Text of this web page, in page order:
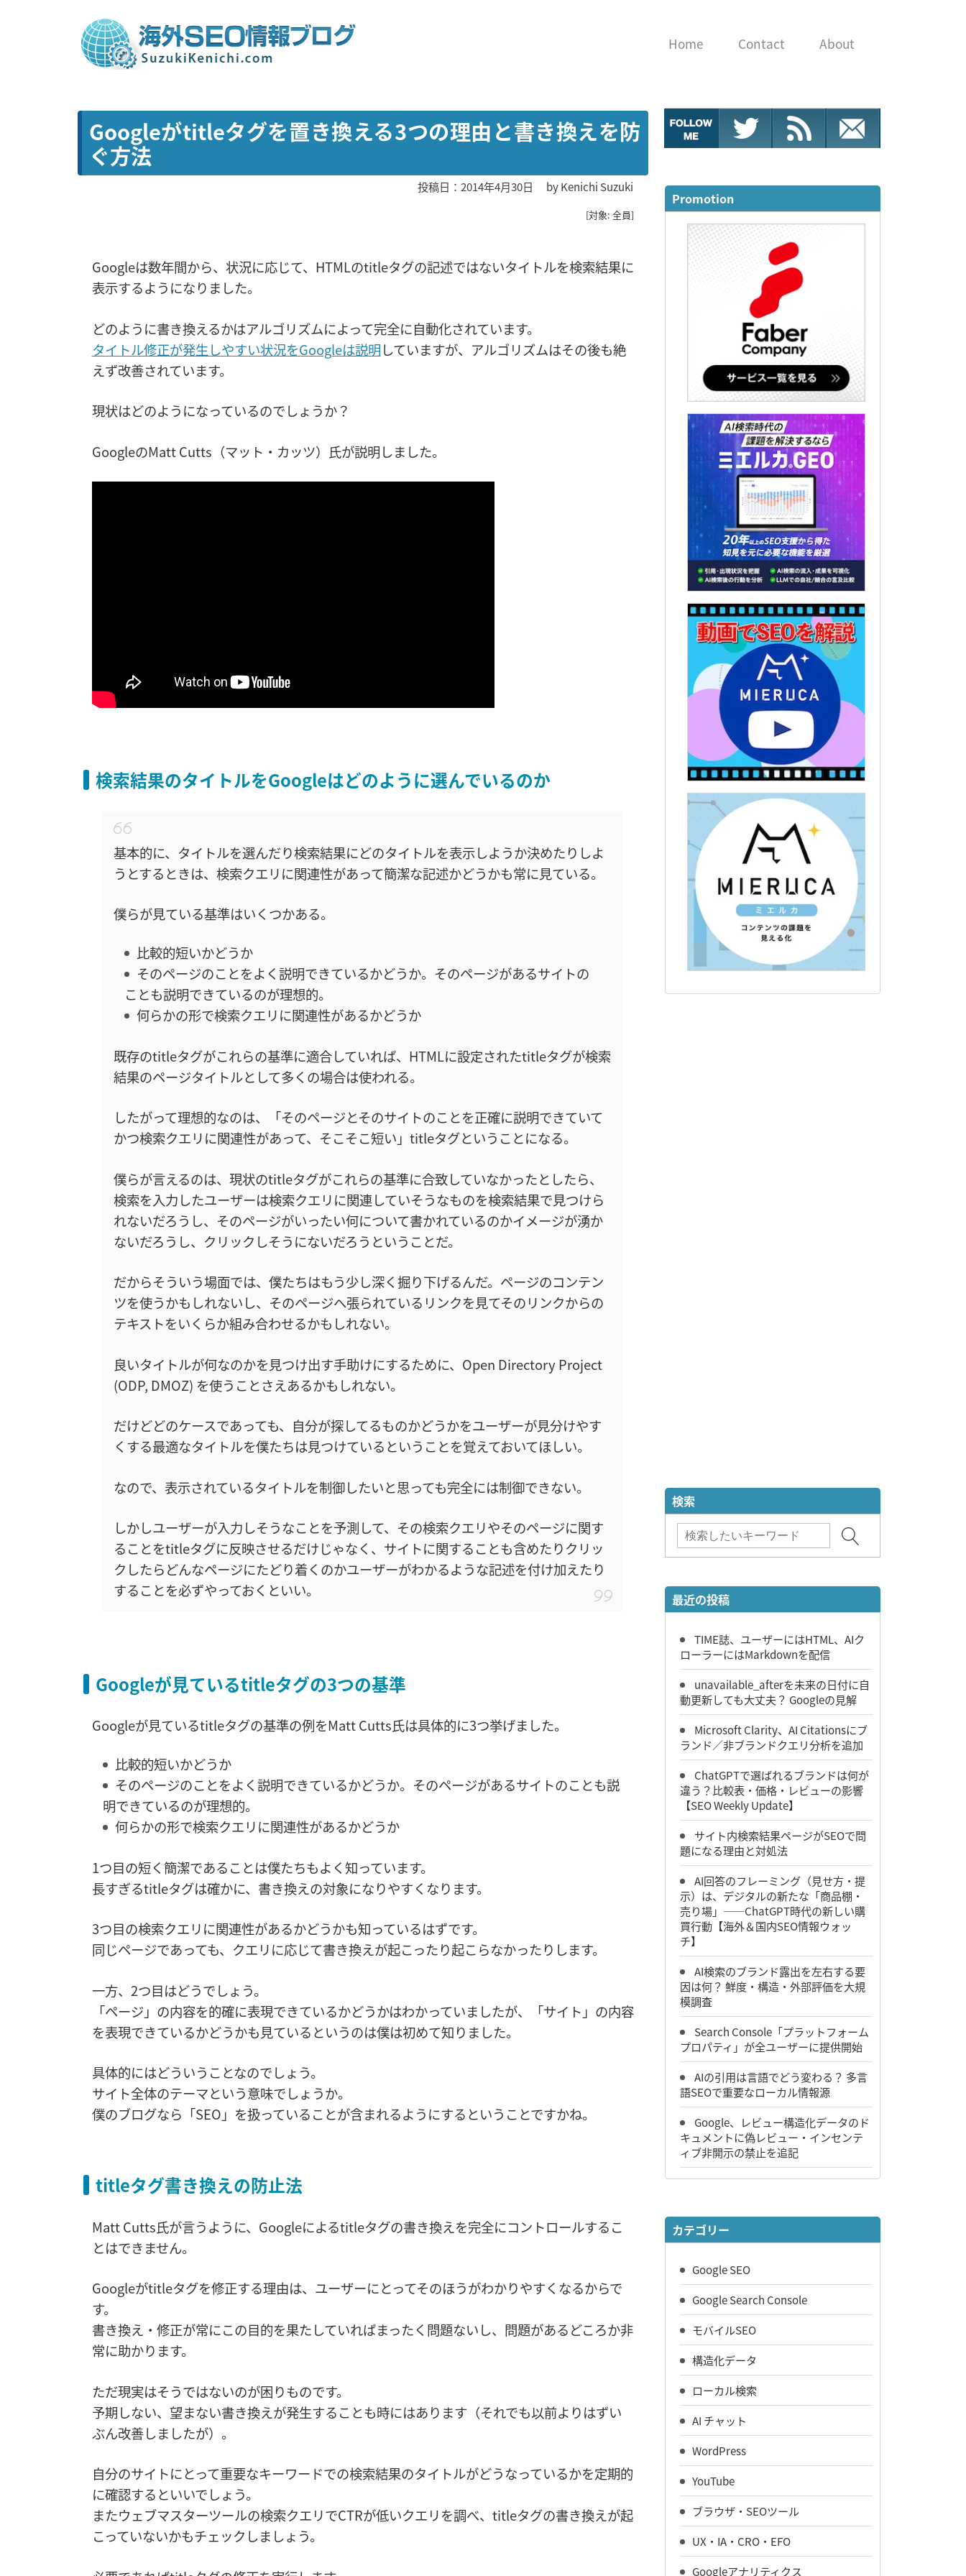
Home Contact About
Googleがtitleタグを置き換える3つの理由と書き換えを防
ぐ方法
投稿日：2014年4月30日 byKenichi Suzuki
[対象: 全員]
Googleは数年間から、状況に応じて、HTMLのtitleタグの記述ではないタイトルを検索結果に
表示するようになりました。
どのように書き換えるかはアルゴリズムによって完全に自動化されています。
タイトル修正が発生しやすい状況をGoogleは説明していますが、アルゴリズムはその後も絶
えず改善されています。
現状はどのようになっているのでしょうか？
GoogleのMatt Cutts（マット・カッツ）氏が説明しました。
検索結果のタイトルをGoogleはどのように選んでいるのか
基本的に、タイトルを選んだり検索結果にどのタイトルを表示しようか決めたりしよ
うとするときは、検索クエリに関連性があって簡潔な記述かどうかも常に見ている。
僕らが見ている基準はいくつかある。
比較的短いかどうか
そのページのことをよく説明できているかどうか。そのページがあるサイトの
ことも説明できているのが理想的。
何らかの形で検索クエリに関連性があるかどうか
既存のtitleタグがこれらの基準に適合していれば、HTMLに設定されたtitleタグが検索
結果のページタイトルとして多くの場合は使われる。
したがって理想的なのは、「そのページとそのサイトのことを正確に説明できていて
かつ検索クエリに関連性があって、そこそこ短い」titleタグということになる。
僕らが言えるのは、現状のtitleタグがこれらの基準に合致していなかったとしたら、
検索を入力したユーザーは検索クエリに関連していそうなものを検索結果で見つけら
れないだろうし、そのページがいったい何について書かれているのかイメージが湧か
ないだろうし、クリックしそうにないだろうということだ。
だからそういう場面では、僕たちはもう少し深く掘り下げるんだ。ページのコンテン
ツを使うかもしれないし、そのページへ張られているリンクを見てそのリンクからの
テキストをいくらか組み合わせるかもしれない。
良いタイトルが何なのかを見つけ出す手助けにするために、Open Directory Project
(ODP, DMOZ) を使うことさえあるかもしれない。
だけどどのケースであっても、自分が探してるものかどうかをユーザーが見分けやす
くする最適なタイトルを僕たちは見つけているということを覚えておいてほしい。
なので、表示されているタイトルを制御したいと思っても完全には制御できない。
しかしユーザーが入力しそうなことを予測して、その検索クエリやそのページに関す
ることをtitleタグに反映させるだけじゃなく、サイトに関することも含めたりクリッ
クしたらどんなページにたどり着くのかユーザーがわかるような記述を付け加えたり
することを必ずやっておくといい。
Googleが見ているtitleタグの3つの基準
Googleが見ているtitleタグの基準の例をMatt Cutts氏は具体的に3つ挙げました。
比較的短いかどうか
そのページのことをよく説明できているかどうか。そのページがあるサイトのことも説
明できているのが理想的。
何らかの形で検索クエリに関連性があるかどうか
1つ目の短く簡潔であることは僕たちもよく知っています。
長すぎるtitleタグは確かに、書き換えの対象になりやすくなります。
3つ目の検索クエリに関連性があるかどうかも知っているはずです。
同じページであっても、クエリに応じて書き換えが起こったり起こらなかったりします。
一方、2つ目はどうでしょう。
「ページ」の内容を的確に表現できているかどうかはわかっていましたが、「サイト」の内容
を表現できているかどうかも見ているというのは僕は初めて知りました。
具体的にはどういうことなのでしょう。
サイト全体のテーマという意味でしょうか。
僕のブログなら「SEO」を扱っていることが含まれるようにするということですかね。
titleタグ書き換えの防止法
Matt Cutts氏が言うように、Googleによるtitleタグの書き換えを完全にコントロールするこ
とはできません。
Googleがtitleタグを修正する理由は、ユーザーにとってそのほうがわかりやすくなるからで
す。
書き換え・修正が常にこの目的を果たしていればまったく問題ないし、問題があるどころか非
常に助かります。
ただ現実はそうではないのが困りものです。
予期しない、望まない書き換えが発生することも時にはあります（それでも以前よりはずい
ぶん改善しましたが）。
自分のサイトにとって重要なキーワードでの検索結果のタイトルがどうなっているかを定期的
に確認するといいでしょう。
またウェブマスターツールの検索クエリでCTRが低いクエリを調べ、titleタグの書き換えが起
こっていないかもチェックしましょう。
Promotion
検索
最近の投稿
TIME誌、ユーザーにはHTML、AIク
ローラーにはMarkdownを配信
unavailable_afterを未来の日付に自
動更新しても大丈夫？ Googleの見解
Microsoft Clarity、AI Citationsにブ
ランド／非ブランドクエリ分析を追加
ChatGPTで選ばれるブランドは何が
違う？比較表・価格・レビューの影響
【SEO Weekly Update】
サイト内検索結果ページがSEOで問
題になる理由と対処法
AI回答のフレーミング（見せ方・提
示）は、デジタルの新たな「商品棚・
売り場」――ChatGPT時代の新しい購
買行動【海外＆国内SEO情報ウォッ
チ】
AI検索のブランド露出を左右する要
因は何？ 鮮度・構造・外部評価を大規
模調査
Search Console「プラットフォーム
プロパティ」が全ユーザーに提供開始
AIの引用は言語でどう変わる？ 多言
語SEOで重要なローカル情報源
Google、レビュー構造化データのド
キュメントに偽レビュー・インセンテ
ィブ非開示の禁止を追記
カテゴリー
Google SEO
Google Search Console
モバイルSEO
構造化データ
ローカル検索
AI チャット
WordPress
YouTube
ブラウザ・SEOツール
UX・IA・CRO・EFO
Googleアナリティクス